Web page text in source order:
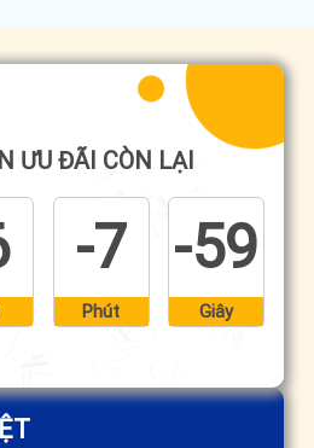
ƯU ĐÃI CÒN LẠI
-7
Phút
-59
Giây